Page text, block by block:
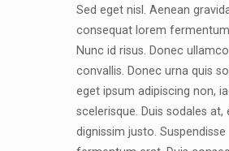
Sed eget nisl. Aenean
consequat lorem
Nunc id risus. Donec
convallis. Donec urna quis
eget ipsum adipiscing non,
scelerisque. Duis sodales at,
dignissim justo. Suspendisse